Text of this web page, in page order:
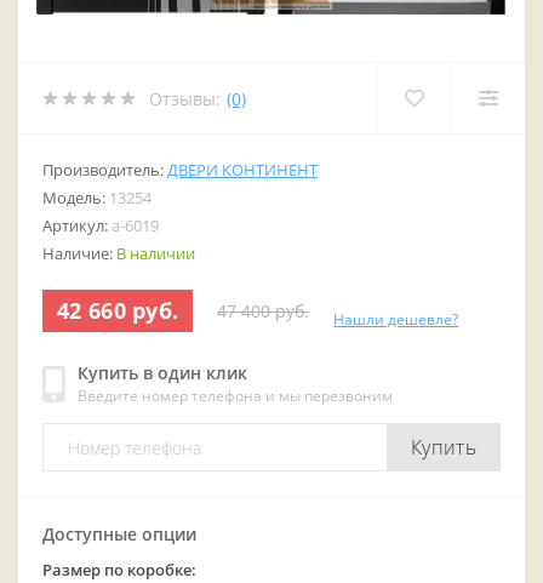
Отзывы: (0)
Производитель:ДВЕРИ КОНТИНЕНТ
Модель: 13254
Артикул: a-6019
Наличие: В наличии
42 660 руб. 47 400 руб. Нашли дешевле?
Купить в один клик
Введите номер телефона и мы перезвоним
Купить
Доступные опции
Размер по коробке: